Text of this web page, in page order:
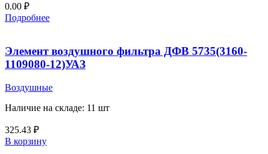
0.00 ₽
Подробнее
Элемент воздушного фильтра ДФВ 5735(3160-
1109080-12)УАЗ
Воздушные
Наличие на складе: 11 шт
325.43 ₽
В корзину